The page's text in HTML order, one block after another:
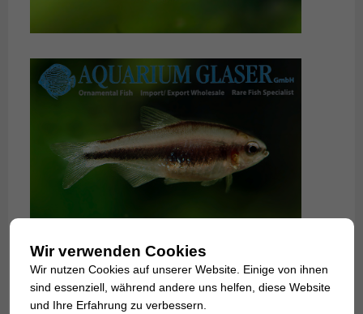
Wir verwenden Cookies
Wir nutzen Cookies auf unserer Website. Einige von ihnen
sind essenziell, während andere uns helfen, diese Website
und Ihre Erfahrung zu verbessern.